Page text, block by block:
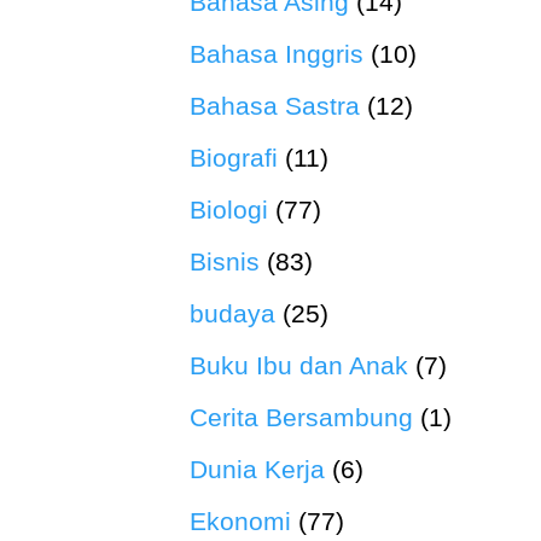
Bahasa Inggris (10)
Bahasa Sastra (12)
Biografi (11)
Biologi (77)
Bisnis (83)
budaya (25)
Buku Ibu dan Anak (7)
Cerita Bersambung (1)
Dunia Kerja (6)
Ekonomi (77)